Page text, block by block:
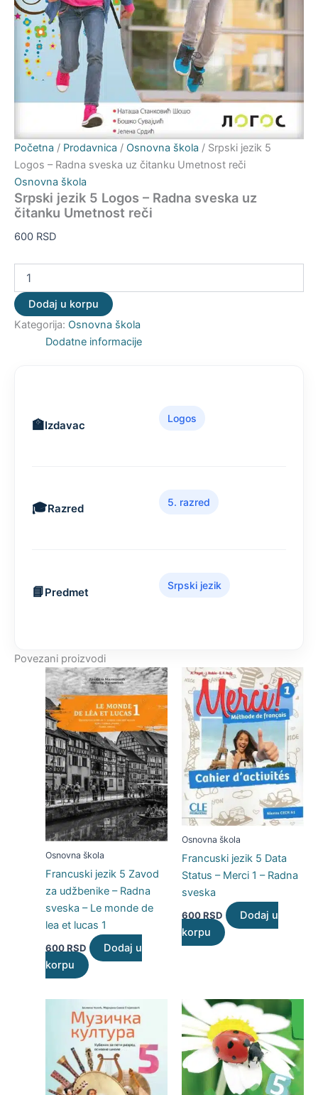
Početna / Prodavnica / Osnovna škola / Srpski jezik 5
Logos – Radna sveska uz čitanku Umetnost reči
Osnovna škola
Srpski jezik 5 Logos – Radna sveska uz
čitanku Umetnost reči
600 RSD
Dodaj u korpu
Kategorija: Osnovna škola
Dodatne informacije
Izdavac
Logos
Razred
5. razred
Predmet
Srpski jezik
Povezani proizvodi
Osnovna škola
Francuski jezik 5 Zavod
za udžbenike – Radna
sveska – Le monde de
lea et lucas 1
600RSD
Dodaj u
korpu
Osnovna škola
Francuski jezik 5 Data
Status – Merci 1 – Radna
sveska
600RSD
Dodaj u
korpu